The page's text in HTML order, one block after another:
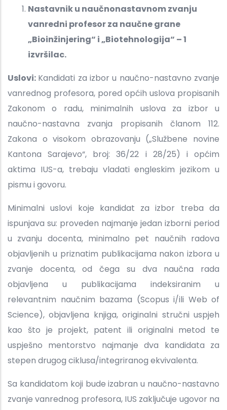
Nastavnik u naučnonastavnom zvanju
vanredni profesor za naučne grane
„Bioinžinjering“ i „Biotehnologija“ – 1
izvršilac.
Uslovi: Kandidati za izbor u naučno-nastavno zvanje
vanrednog profesora, pored općih uslova propisanih
Zakonom o radu, minimalnih uslova za izbor u
naučno-nastavna zvanja propisanih članom 112.
Zakona o visokom obrazovanju („Službene novine
Kantona Sarajevo“, broj: 36/22 i 28/25) i općim
aktima IUS-a, trebaju vladati engleskim jezikom u
pismu i govoru.
Minimalni uslovi koje kandidat za izbor treba da
ispunjava su: proveden najmanje jedan izborni period
u zvanju docenta, minimalno pet naučnih radova
objavljenih u priznatim publikacijama nakon izbora u
zvanje docenta, od čega su dva naučna rada
objavljena u publikacijama indeksiranim u
relevantnim naučnim bazama (Scopus i/ili Web of
Science), objavljena knjiga, originalni stručni uspjeh
kao što je projekt, patent ili originalni metod te
uspješno mentorstvo najmanje dva kandidata za
stepen drugog ciklusa/integriranog ekvivalenta.
Sa kandidatom koji bude izabran u naučno-nastavno
zvanje vanrednog profesora, IUS zaključuje ugovor na